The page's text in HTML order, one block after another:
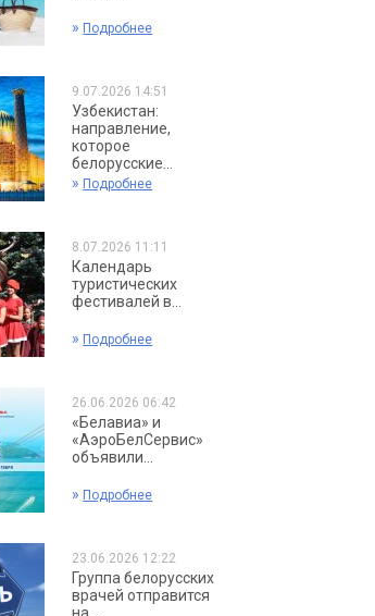
» Подробнее
9.07.2026 14:51
Узбекистан:
направление,
которое
белорусские...
» Подробнее
8.07.2026 11:11
Календарь
туристических
фестивалей в...
» Подробнее
26.06.2026 06:42
«Белавиа» и
«АэроБелСервис»
объявили...
» Подробнее
23.06.2026 12:22
Группа белорусских
врачей отправится